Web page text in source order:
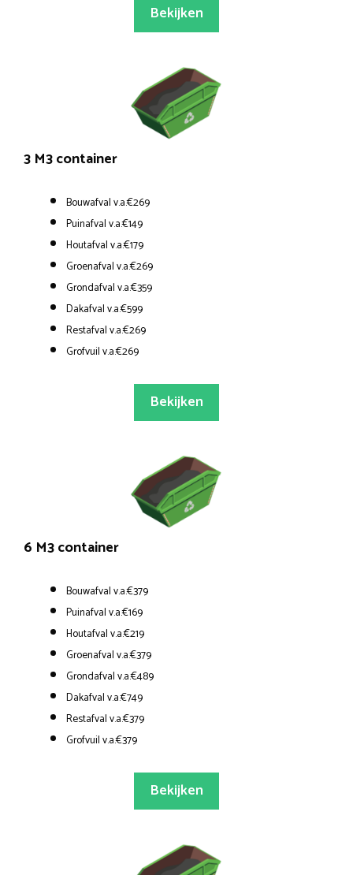
Bekijken
3 M3 container
Bouwafval v.a.€269
Puinafval v.a.€149
Houtafval v.a.€179
Groenafval v.a.€269
Grondafval v.a.€359
Dakafval v.a.€599
Restafval v.a.€269
Grofvuil v.a.€269
Bekijken
6 M3 container
Bouwafval v.a.€379
Puinafval v.a.€169
Houtafval v.a.€219
Groenafval v.a.€379
Grondafval v.a.€489
Dakafval v.a.€749
Restafval v.a.€379
Grofvuil v.a.€379
Bekijken